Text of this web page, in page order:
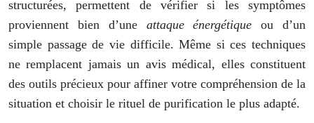
structurées, permettent de vérifier si les symptômes
proviennent bien d’une attaque énergétique ou d’un
simple passage de vie difficile. Même si ces techniques
ne remplacent jamais un avis médical, elles constituent
des outils précieux pour affiner votre compréhension de la
situation et choisir le rituel de purification le plus adapté.